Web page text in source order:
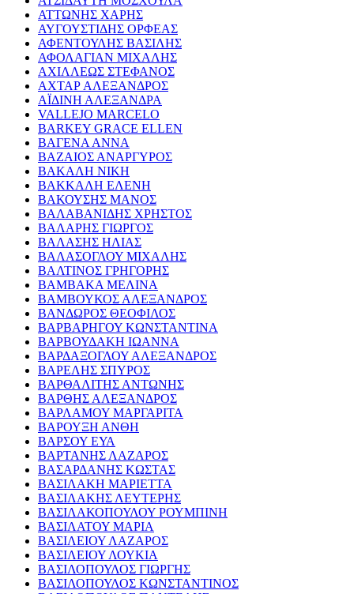
ΑΤΤΩΝΗΣ ΧΑΡΗΣ
ΑΥΓΟΥΣΤΙΔΗΣ ΟΡΦΕΑΣ
ΑΦΕΝΤΟΥΛΗΣ ΒΑΣΙΛΗΣ
ΑΦΟΛΑΓΙΑΝ ΜΙΧΑΛΗΣ
ΑΧΙΛΛΕΩΣ ΣΤΕΦΑΝΟΣ
ΑΧΤΑΡ ΑΛΕΞΑΝΔΡΟΣ
ΑΪΔΙΝΗ ΑΛΕΞΑΝΔΡΑ
VALLEJO MARCELO
BARKEY GRACE ELLEN
ΒΑΓΕΝΑ ΑΝΝΑ
ΒΑΖΑΙΟΣ ΑΝΑΡΓΥΡΟΣ
ΒΑΚΑΛΗ ΝΙΚΗ
ΒΑΚΚΑΛΗ ΕΛΕΝΗ
ΒΑΚΟΥΣΗΣ ΜΑΝΟΣ
ΒΑΛΑΒΑΝΙΔΗΣ ΧΡΗΣΤΟΣ
ΒΑΛΑΡΗΣ ΓΙΩΡΓΟΣ
ΒΑΛΑΣΗΣ ΗΛΙΑΣ
ΒΑΛΑΣΟΓΛΟΥ ΜΙΧΑΛΗΣ
ΒΑΛΤΙΝΟΣ ΓΡΗΓΟΡΗΣ
ΒΑΜΒΑΚΑ ΜΕΛΙΝΑ
ΒΑΜΒΟΥΚΟΣ ΑΛΕΞΑΝΔΡΟΣ
ΒΑΝΔΩΡΟΣ ΘΕΟΦΙΛΟΣ
ΒΑΡΒΑΡΗΓΟΥ ΚΩΝΣΤΑΝΤΙΝΑ
ΒΑΡΒΟΥΔΑΚΗ ΙΩΑΝΝΑ
ΒΑΡΔΑΞΟΓΛΟΥ ΑΛΕΞΑΝΔΡΟΣ
ΒΑΡΕΛΗΣ ΣΠΥΡΟΣ
ΒΑΡΘΑΛΙΤΗΣ ΑΝΤΩΝΗΣ
ΒΑΡΘΗΣ ΑΛΕΞΑΝΔΡΟΣ
ΒΑΡΛΑΜΟΥ ΜΑΡΓΑΡΙΤΑ
ΒΑΡΟΥΞΗ ΑΝΘΗ
ΒΑΡΣΟΥ ΕΥΑ
ΒΑΡΤΑΝΗΣ ΛΑΖΑΡΟΣ
ΒΑΣΑΡΔΑΝΗΣ ΚΩΣΤΑΣ
ΒΑΣΙΛΑΚΗ ΜΑΡΙΕΤΤΑ
ΒΑΣΙΛΑΚΗΣ ΛΕΥΤΕΡΗΣ
ΒΑΣΙΛΑΚΟΠΟΥΛΟΥ ΡΟΥΜΠΙΝΗ
ΒΑΣΙΛΑΤΟΥ ΜΑΡΙΑ
ΒΑΣΙΛΕΙΟΥ ΛΑΖΑΡΟΣ
ΒΑΣΙΛΕΙΟΥ ΛΟΥΚΙΑ
ΒΑΣΙΛΟΠΟΥΛΟΣ ΓΙΩΡΓΗΣ
ΒΑΣΙΛΟΠΟΥΛΟΣ ΚΩΝΣΤΑΝΤΙΝΟΣ